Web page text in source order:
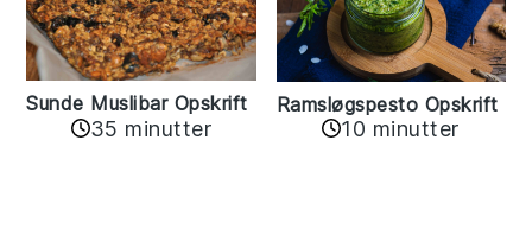
Sunde Muslibar Opskrift
35 minutter
Ramsløgspesto Opskrift
10 minutter